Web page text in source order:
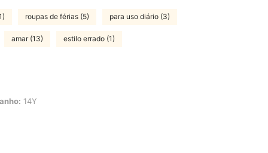
roupas de férias (5) para uso diário (3)
amar (13) estilo errado (1)
14Y